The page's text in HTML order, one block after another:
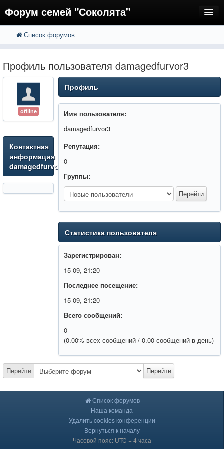
Форум семей "Соколята"
FAQ
Регистрация
Вход
Список форумов
Профиль пользователя damagedfurvor3
offline
Контактная
информация
damagedfurvor3
Профиль
Имя пользователя:
damagedfurvor3
Репутация:
0
Группы:
Статистика пользователя
Зарегистрирован:
15-09, 21:20
Последнее посещение:
15-09, 21:20
Всего сообщений:
0
(0.00% всех сообщений / 0.00 сообщений в день)
Перейти Перейти
Список форумов
Наша команда
Удалить cookies конференции
Вернуться к началу
Часовой пояс: UTC + 4 часа